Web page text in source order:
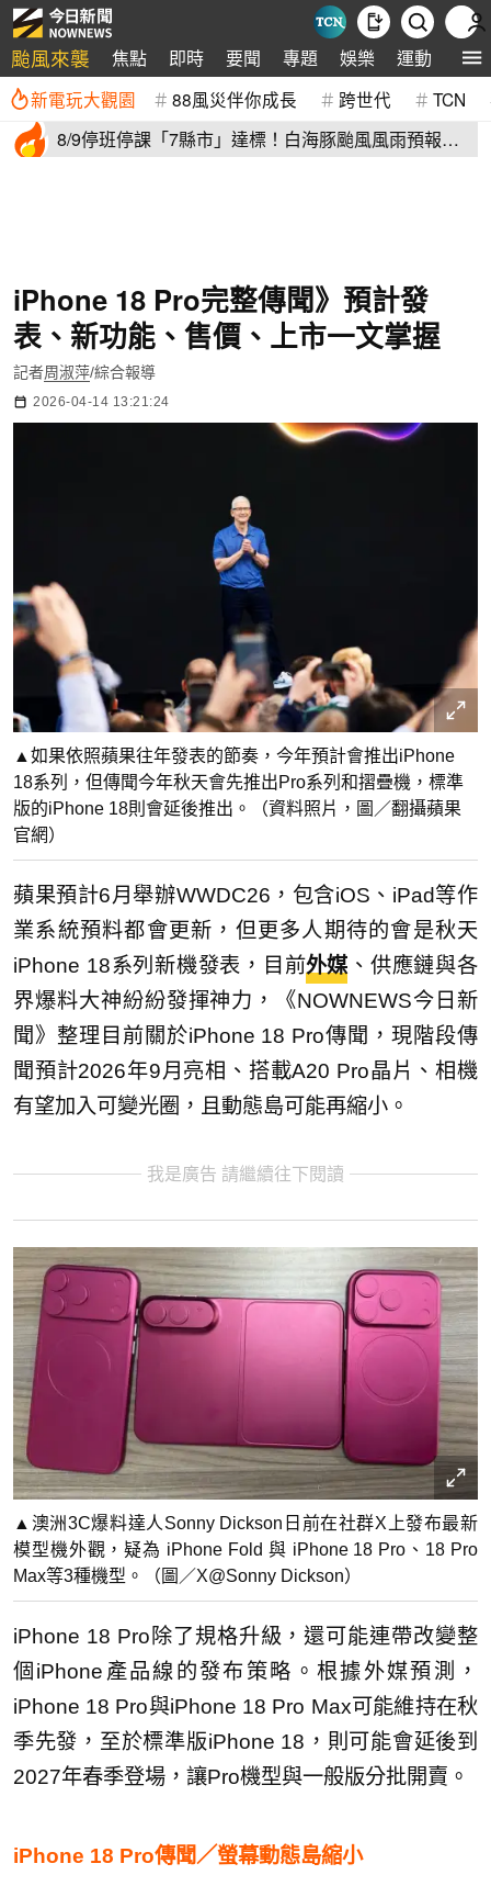
颱風來襲 焦點 即時 要聞 專題 娛樂 運動 全球
新電玩大觀園 88風災伴你成長 跨世代 TCN
8/9停班停課「7縣市」達標！白海豚颱風風雨預報
iPhone 18 Pro完整傳聞》預計發
表、新功能、售價、上市一文掌握
記者周淑萍/綜合報導
2026-04-14 13:21:24
▲如果依照蘋果往年發表的節奏，今年預計會推出iPhone
18系列，但傳聞今年秋天會先推出Pro系列和摺疊機，標準
版的iPhone 18則會延後推出。（資料照片，圖／翻攝蘋果
官網）
蘋果預計6月舉辦WWDC26，包含iOS、iPad等作
業系統預料都會更新，但更多人期待的會是秋天
iPhone 18系列新機發表，目前外媒 、供應鏈與各
界爆料大神紛紛發揮神力，《NOWNEWS今日新
聞》整理目前關於iPhone 18 Pro傳聞，現階段傳
聞預計2026年9月亮相、搭載A20 Pro晶片、相機
有望加入可變光圈，且動態島可能再縮小。
我是廣告 請繼續往下閱讀
▲澳洲3C爆料達人Sonny Dickson日前在社群X上發布最新
模型機外觀，疑為 iPhone Fold 與 iPhone 18 Pro、18 Pro
Max等3種機型。（圖／X@Sonny Dickson）
iPhone 18 Pro除了規格升級，還可能連帶改變整
個iPhone產品線的發布策略。根據外媒預測，
iPhone 18 Pro與iPhone 18 Pro Max可能維持在秋
季先發，至於標準版iPhone 18，則可能會延後到
2027年春季登場，讓Pro機型與一般版分批開賣。
iPhone 18 Pro傳聞／螢幕動態島縮小